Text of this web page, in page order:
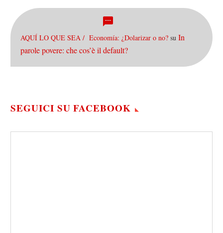
AQUÍ LO QUE SEA / Economía: ¿Dolarizar o no? su In
parole povere: che cos’è il default?
SEGUICI SU FACEBOOK